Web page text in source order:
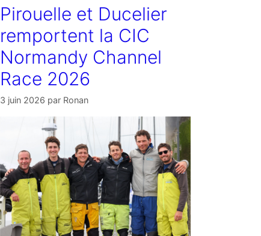
Pirouelle et Ducelier
remportent la CIC
Normandy Channel
Race 2026
3 juin 2026 par Ronan